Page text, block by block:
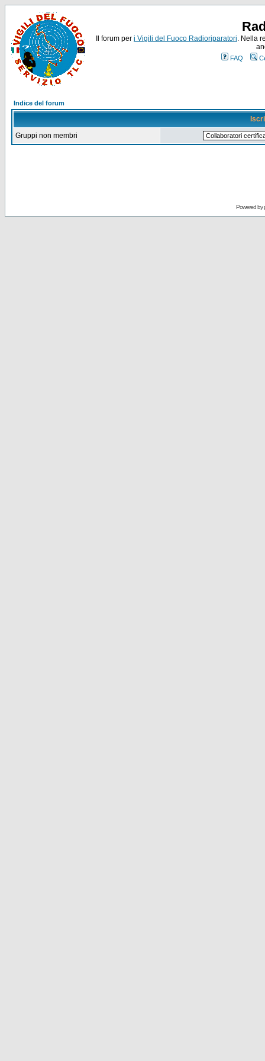
Il forum per i Vigili del Fuoco Radioriparatori. Nella
FAQ
Indice del forum
Gruppi non membri
Powered by